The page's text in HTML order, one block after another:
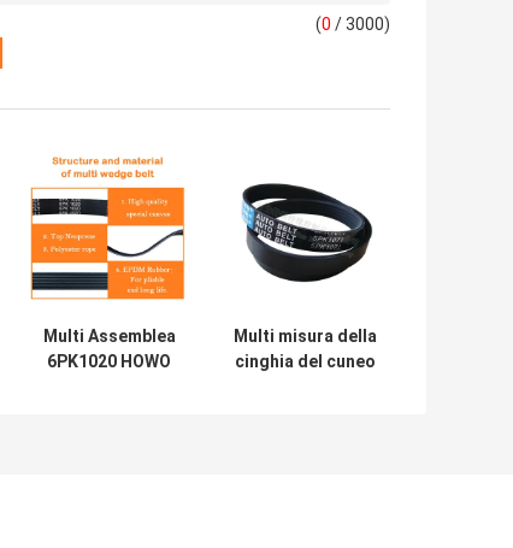
(0 / 3000)
Multi Assemblea
6PK1020 HOWO
Multi misura della
cinghia del cuneo